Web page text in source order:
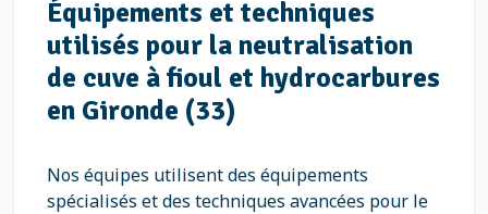
Équipements et techniques
utilisés pour la neutralisation
de cuve à fioul et hydrocarbures
en Gironde (33)
Nos équipes utilisent des équipements
spécialisés et des techniques avancées pour le